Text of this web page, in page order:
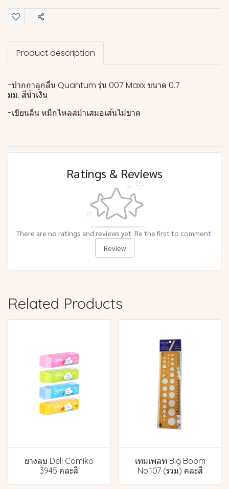
Share
Product description
-ปากกาลูกลื่น Quantum รุ่น 007 Maxx ขนาด 0.7
มม. สีน้ำเงิน
-เขียนลื่น หมึกไหลสม่ำเสมอเส้นไม่ขาด
Ratings & Reviews
There are no ratings and reviews yet. Be the first to comment.
Review
Related Products
ยางลบ Deli Comiko
3945 คละสี
เทมเพลท Big Boom
No.107 (รวม) คละสี